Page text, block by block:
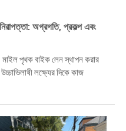
অগ্রগতি, প্রকল্প এবং
পৃথক বাইক লেন স্থাপন করার
লক্ষ্যের দিকে কাজ